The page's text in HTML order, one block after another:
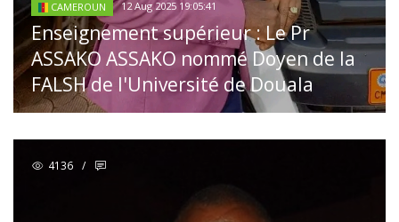
CAMEROUN 12 Aug 2025 19:05:41
Enseignement supérieur : Le Pr
ASSAKO ASSAKO nommé Doyen de la
FALSH de l'Université de Douala
4136 /